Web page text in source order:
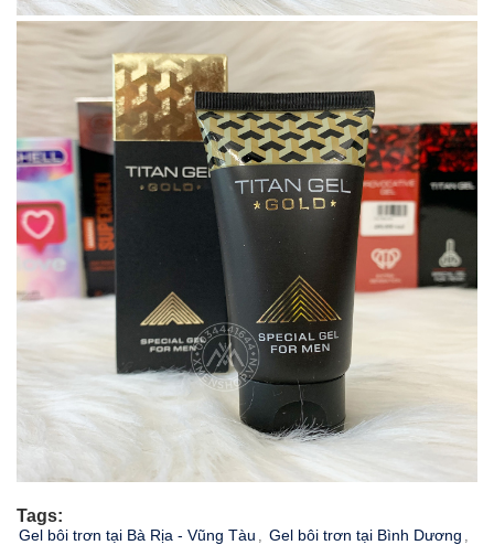
Tags:
Gel bôi trơn tại Bà Rịa - Vũng Tàu , Gel bôi trơn tại Bình Dương ,